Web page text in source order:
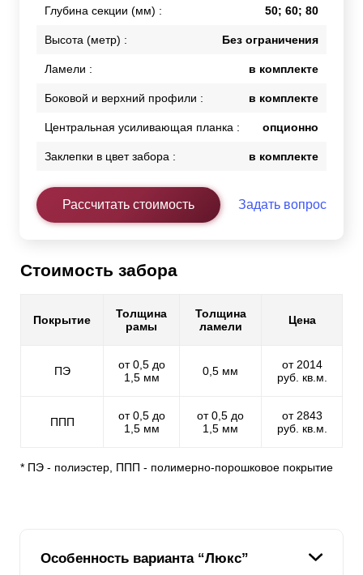
Глубина секции (мм) : 50; 60; 80
Высота (метр) : Без ограничения
Ламели : в комплекте
Боковой и верхний профили : в комплекте
Центральная усиливающая планка : опционно
Заклепки в цвет забора : в комплекте
Рассчитать стоимость Задать вопрос
Стоимость забора
Покрытие
Толщина
рамы
Толщина
ламели
Цена
ПЭ
от 0,5 до
1,5 мм
0,5 мм
от 2014
руб. кв.м.
ППП
от 0,5 до
1,5 мм
от 0,5 до
1,5 мм
от 2843
руб. кв.м.
* ПЭ - полиэстер, ППП - полимерно-порошковое покрытие
Особенность варианта “Люкс”